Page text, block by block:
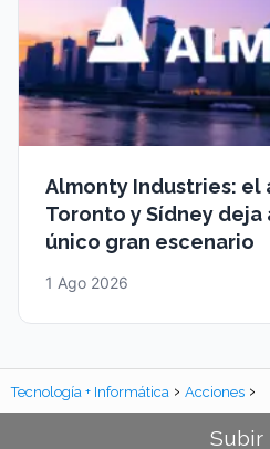
Almonty Industries:
Toronto y Sídney deja
único gran escenario
1 Ago 2026
Tecnología + Informática Acciones
Subir